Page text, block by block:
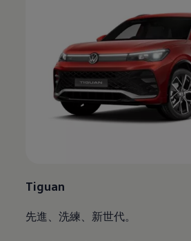
Tiguan
先進、洗練、新世代。